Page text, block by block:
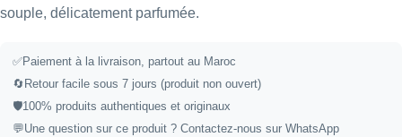
souple, délicatement parfumée.
✅Paiement à la livraison, partout au Maroc
🔄 Retour facile sous 7 jours (produit non ouvert)
🛡️100% produits authentiques et originaux
💬Une question sur ce produit ? Contactez-nous sur WhatsApp